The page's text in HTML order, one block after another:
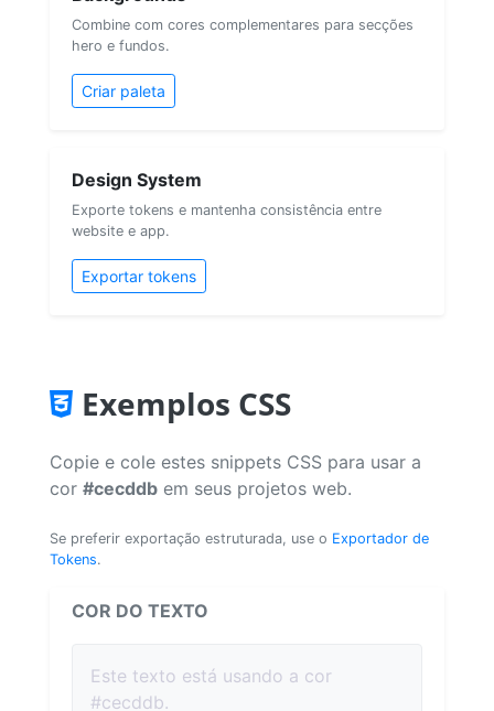
Combine com cores complementares para secções
hero e fundos.
Criar paleta
Design System
Exporte tokens e mantenha consistência entre
website e app.
Exportar tokens
Exemplos CSS
Copie e cole estes snippets CSS para usar a
cor #cecddb em seus projetos web.
Se preferir exportação estruturada, use o Exportador de
Tokens.
COR DO TEXTO
Este texto está usando a cor
#cecddb.